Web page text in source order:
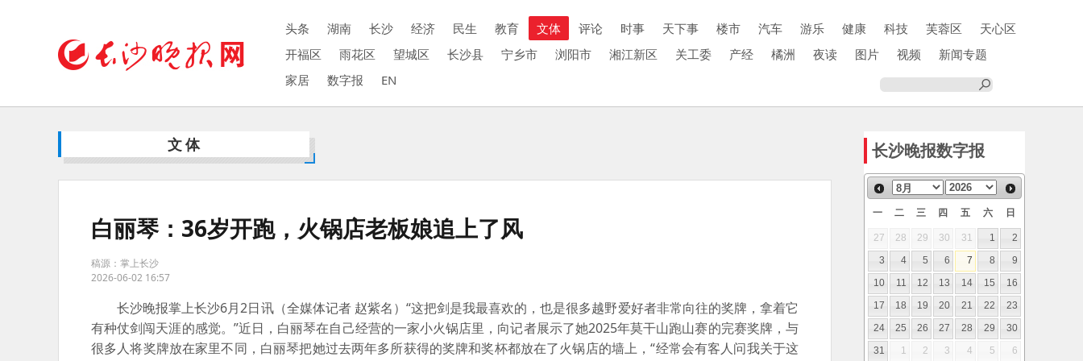
头条 湖南 长沙 经济 民生 教育 文体 评论 时事 天下事 楼市 汽车 游乐 健康 科技 芙蓉区
天心区
开福区
雨花区 望城区 长沙县 宁乡市 浏阳市 湘江新区 关工委 产经 橘洲 夜读 图片 视频
新闻专题
家居
数字报 EN
文体
白丽琴：36岁开跑，火锅店老板娘追上了风
稿源：掌上长沙
2026-06-02 16:57
长沙晚报掌上长沙6月2日讯（全媒体记者 赵紫名）“这把剑是我最喜欢的，也是很多越野爱好者非常向往的奖牌，拿着它
有种仗剑闯天涯的感觉。”近日，白丽琴在自己经营的一家小火锅店里，向记者展示了她2025年莫干山跑山赛的完赛奖牌，与
很多人将奖牌放在家里不同，白丽琴把她过去两年多所获得的奖牌和奖杯都放在了火锅店的墙上，“经常会有客人问我关于这
长沙晚报数字报
一 二 三 四 五 六 日
27 28 29 30 31 1
2
3
4 5 6 7 8
9
10
11 12 13 14 15
16
17
18 19 20 21 22
23
24
25 26 27 28 29
30
31
1 2 3 4 5 6